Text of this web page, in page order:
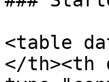
<table
</th><th